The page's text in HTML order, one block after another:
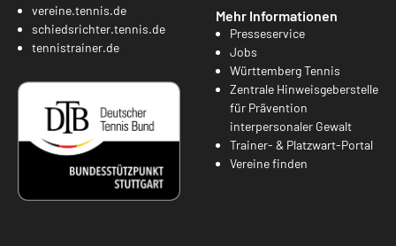
vereine.tennis.de
schiedsrichter.tennis.de
tennistrainer.de
Mehr Informationen
Presseservice
Jobs
Württemberg Tennis
Zentrale Hinweisgeberstelle
für Prävention
interpersonaler Gewalt
Trainer- & Platzwart-Portal
Vereine finden